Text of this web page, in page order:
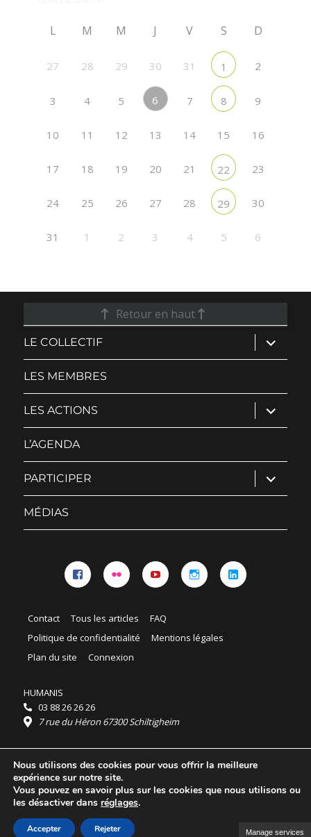
L M M J V S D
27 28 29 30 31 1 2
3 4 5 6 7 8 9
10 11 12 13 14 15 16
17 18 19 20 21 22 23
24 25 26 27 28 29 30
31 1 2 3 4 5 6
Retour en haut
LE COLLECTIF ouvrir
le
sous-
LES MEMBRES
LES ACTIONS ouvrir
le
sous-
L’AGENDA
PARTICIPER ouvrir
le
sous-
MÉDIAS
Contact Tous les articles
FAQ
Politique de confidentialité
Mentions légales
Plan du site
Connexion
HUMANIS
03 88 26 26 26
7 rue du Héron 67300 Schiltigheim
Horaires :
HUMANIS : du lundi au vendredi 9h - 18h
Ordidocaz : du lundi au vendredi 8h - 19h
© 2025 HUMANIS, tous droits réservés.
Licence Creative Commons Attribution 4.0
International
Nous utilisons des cookies pour vous offrir la meilleure
expérience sur notre site.
Vous pouvez en savoir plus sur les cookies que nous utilisons ou
les désactiver dans réglages.
Accepter Rejeter Manage services